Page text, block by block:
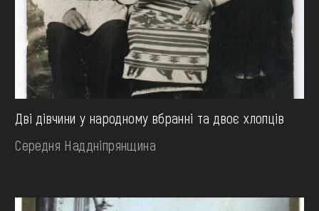
Дві дівчини у народному вбранні та двоє хлопців
Середня Наддніпрянщина